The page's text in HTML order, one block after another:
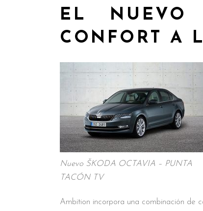
EL NUEVO
CONFORT A
Nuevo ŠKODA OCTAVIA – PUNTA
TACÓN TV
Ambition incorpora una combinación de